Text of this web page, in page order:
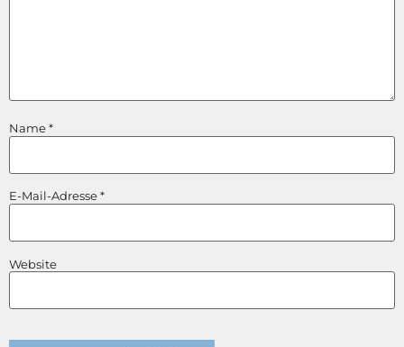
Name*
E-Mail-Adresse*
Website